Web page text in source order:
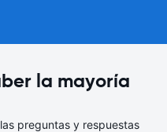
la mayoría
preguntas y respuestas